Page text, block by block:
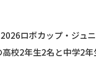
ロボカップ・ジュ
校2年生2名と中学2年